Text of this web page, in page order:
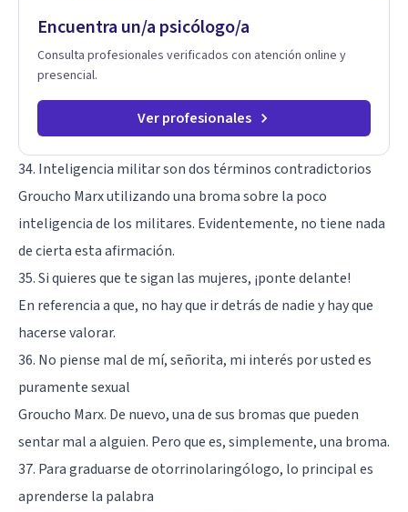
Encuentra un/a psicólogo/a
Consulta profesionales verificados con atención online y
presencial.
Ver profesionales
34. Inteligencia militar son dos términos contradictorios
Groucho Marx utilizando una broma sobre la poco
inteligencia de los militares. Evidentemente, no tiene nada
de cierta esta afirmación.
35. Si quieres que te sigan las mujeres, ¡ponte delante!
En referencia a que, no hay que ir detrás de nadie y hay que
hacerse valorar.
36. No piense mal de mí, señorita, mi interés por usted es
puramente sexual
Groucho Marx. De nuevo, una de sus bromas que pueden
sentar mal a alguien. Pero que es, simplemente, una broma.
37. Para graduarse de otorrinolaringólogo, lo principal es
aprenderse la palabra